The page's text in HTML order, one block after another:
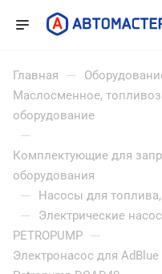
Главная —
Маслосменное,
оборудование
—
Комплектующие для
оборудования
— Насосы для
— Электрические
PETROPUMP —
Электронасос для